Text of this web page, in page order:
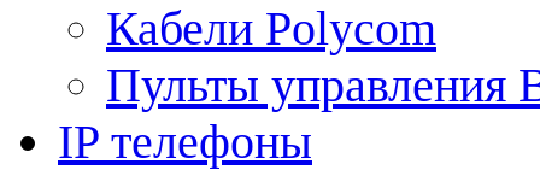
Кабели Polycom
Пульты управления
IP телефоны